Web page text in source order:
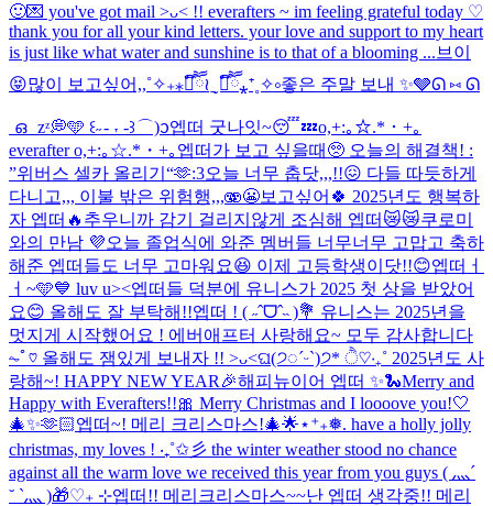
🙂💌 you've got mail >ᴗ< !! everafters ~ im feeling grateful today ♡
thank you for all your kind letters. your love and support to my heart
is just like what water and sunshine is to that of a blooming ... 브이
😝많이 보고싶어,,˚✧₊⁎❝᷀ົཽ≀ˍ̮ ❝᷀ົཽ⁎⁺˳✧༚좋은 주말 보내 ✨🩶ᘏ ⑅ ᘏ
ഒ zᶻ💭🩵 ꒰˶ - ˕ -꒱ ⌒)ᦱ엡떠 굿나잇~😴💤o,+:｡☆.*・+｡
everafter o,+:｡☆.*・+｡ 엡떠가 보고 싶을때🥺 오늘의 해결책! :
”위버스 셀카 올리기“🫶:3오늘 너무 춥닷,,,!!😖 다들 따듯하게
다니고,,, 이불 밖은 위험행,,,🫨😬보고싶어🍀 2025년도 행복하
자 엡떠🔥 추우니까 감기 걸리지않게 조심해 엡떠😿😿쿠로미
와의 만남 💜오늘 졸업식에 와준 멤버들 너무너무 고맙고 축하
해준 엡떠들도 너무 고마워요😆 이제 고등학생이닷!!😊엡떠ㅓ
ㅓ~🩵💙 luv u><엡떠들 덕분에 유니스가 2025 첫 상을 받았어
요😊 올해도 잘 부탁해!!엡떠 ! ( ˶ˆᗜˆ˵ )💐 유니스는 2025년을
멋지게 시작했어요 ! 에버애프터 사랑해요~ 모두 감사합니다
⏦ﾟ♡︎ 올해도 잼있게 보내자 !! >ᴗ<ଘ(੭◌ˊᵕˋ)੭* ੈ♡‧₊˚ 2025년도 사
랑해~! HAPPY NEW YEAR🎉해피뉴이어 엡떠 ✨🐍Merry and
Happy with Everafters!!🎀 Merry Christmas and I loooove you!🤍
🎄✨🫶🏻엡떠~! 메리 크리스마스!🎄🌟⋆⁺₊❅. have a holly jolly
christmas, my loves ! ‧₊˚✩彡 the winter weather stood no chance
against all the warm love we received this year from you guys ( 灬´
˘ `灬 )🎁♡₊ ⊹엡떠!! 메리크리스마스~~난 엡떠 생각중!! 메리